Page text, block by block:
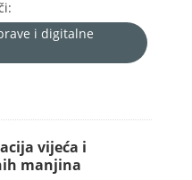
i digitalne
vijeća i
manjina